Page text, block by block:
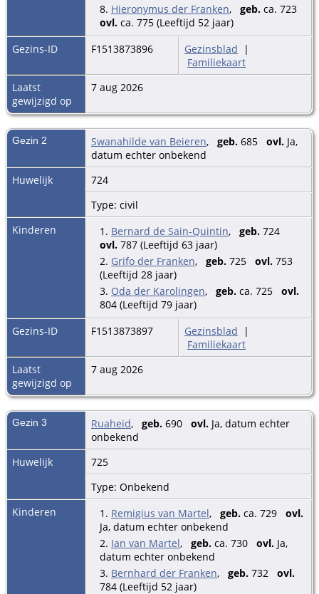
8. Hieronymus der Franken, geb. ca. 723
ovl. ca. 775 (Leeftijd 52 jaar)
Gezins-ID
F1513873896 Gezinsblad |
Familiekaart
Laatst
gewijzigd op
7 aug 2026
Gezin 2 Swanahilde van Beieren, geb. 685 ovl. Ja,
datum echter onbekend
Huwelijk
724
Type: civil
Kinderen
1. Bernard de Sain-Quintin, geb. 724
ovl. 787 (Leeftijd 63 jaar)
2. Grifo der Franken, geb. 725 ovl. 753
(Leeftijd 28 jaar)
3. Oda der Karolingen, geb. ca. 725 ovl.
804 (Leeftijd 79 jaar)
Gezins-ID
F1513873897 Gezinsblad |
Familiekaart
Laatst
gewijzigd op
7 aug 2026
Gezin 3 Ruaheid, geb. 690 ovl. Ja, datum echter
onbekend
Huwelijk
725
Type: Onbekend
Kinderen
1. Remigius van Martel, geb. ca. 729 ovl.
Ja, datum echter onbekend
2. Ian van Martel, geb. ca. 730 ovl. Ja,
datum echter onbekend
3. Bernhard der Franken, geb. 732 ovl.
784 (Leeftijd 52 jaar)